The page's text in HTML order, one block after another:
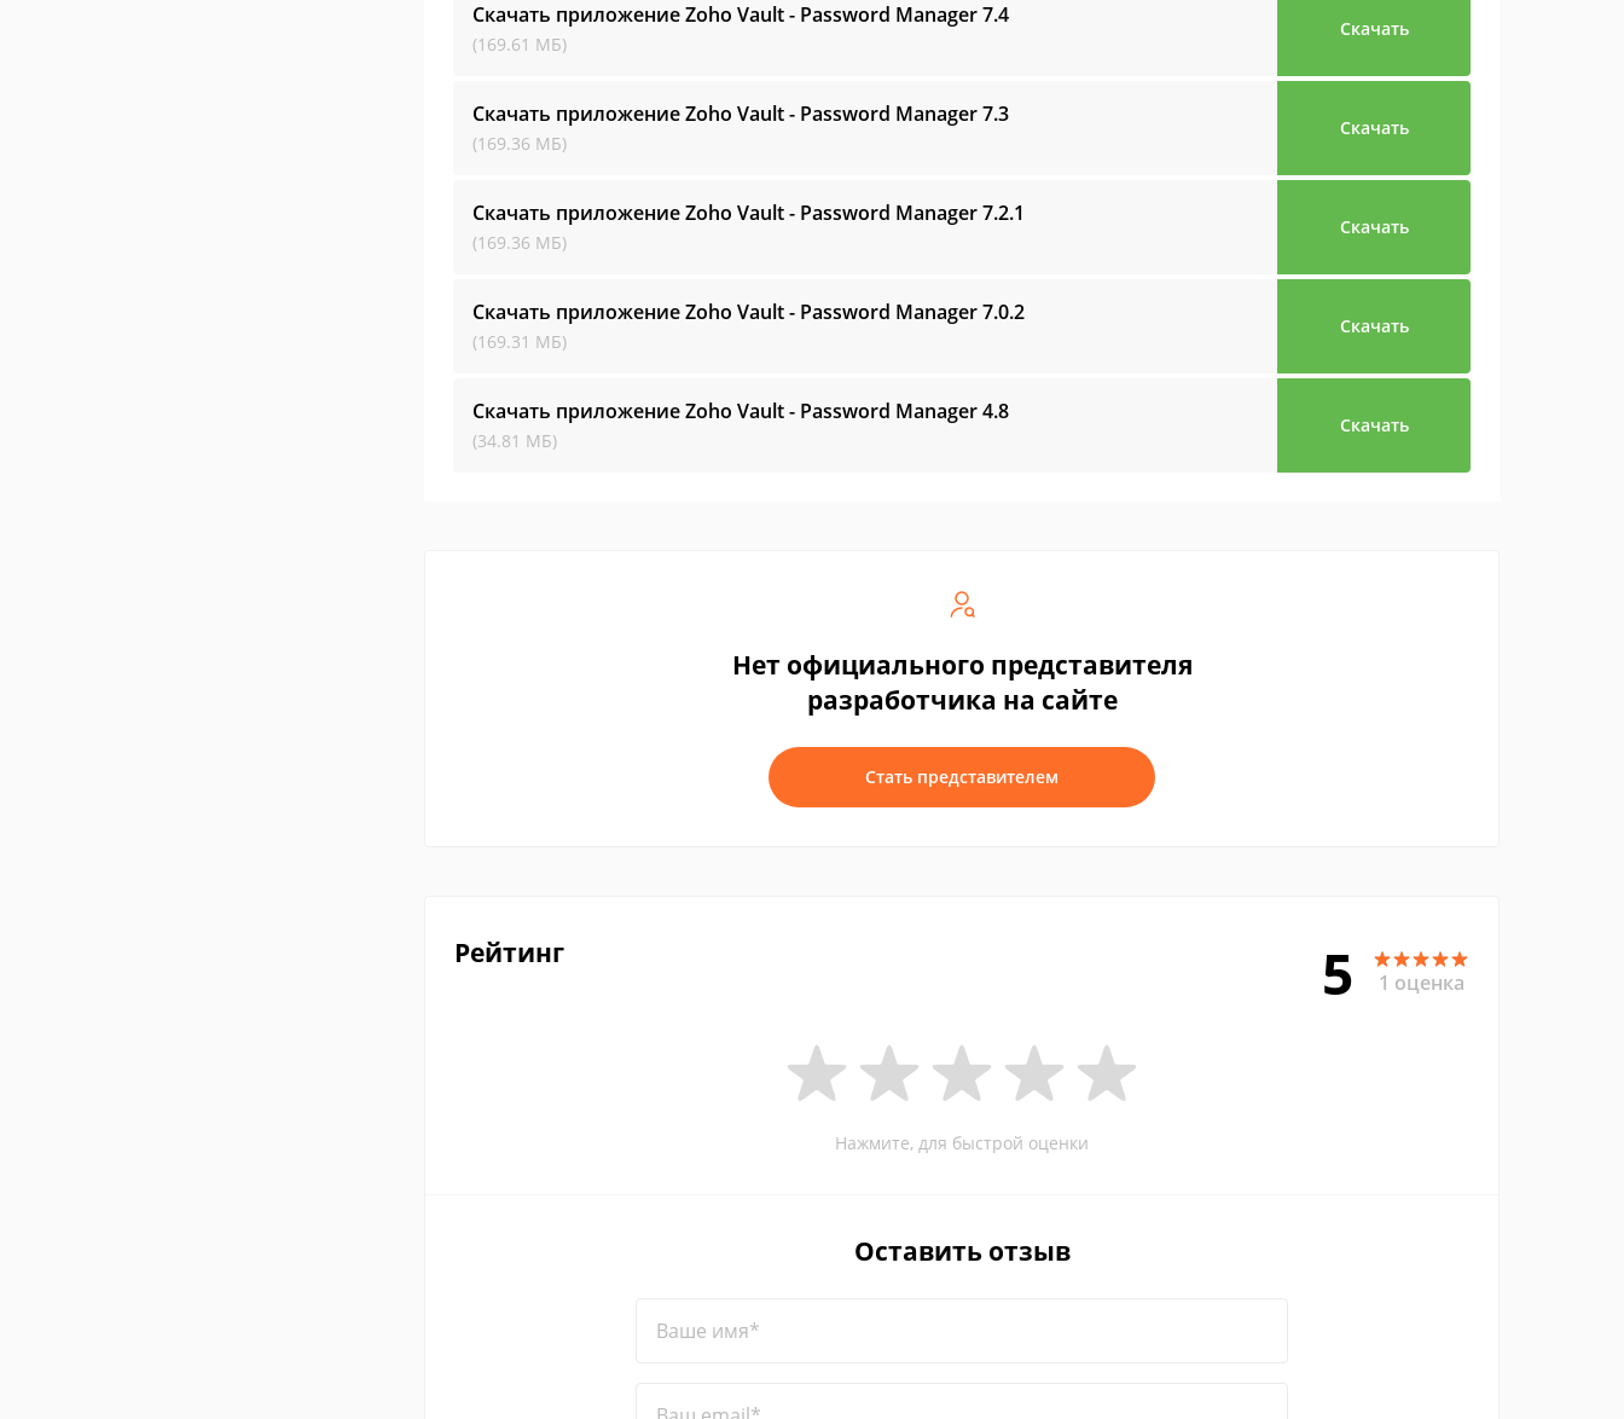
Скачать приложение Zoho Vault - Password Manager7.4
(169.61 МБ)
Скачать
Скачать приложение Zoho Vault - Password Manager7.3
(169.36 МБ)
Скачать
Скачать приложение Zoho Vault - Password Manager7.2.1
(169.36 МБ)
Скачать
Скачать приложение Zoho Vault - Password Manager7.0.2
(169.31 МБ)
Скачать
Скачать приложение Zoho Vault - Password Manager4.8
(34.81 МБ)
Скачать
Нет официального представителя
разработчика на сайте
Стать представителем
Рейтинг 5 1 оценка
Нажмите, для быстрой оценки
Оставить отзыв
Ваше имя*